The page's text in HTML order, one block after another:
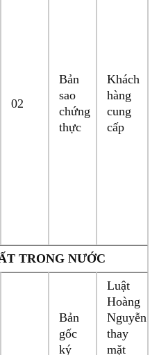
02
Bản
sao
chứng
thực
Khách
hàng
cung
cấp
TRONG NƯỚC
Bản
gốc
ký
Luật
Hoàng
Nguyễn
thay
mặt